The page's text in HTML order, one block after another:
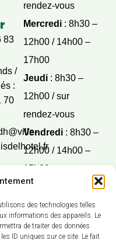
des technologies telles
informations des appareils. Le
de traiter des données
ID uniques sur ce site. Le fait
83
/
:
70
rendez-vous
Mercredi: 8h30 –
12h00 / 14h00 –
17h00
Jeudi: 8h30 –
12h00 / sur
rendez-vous
Vendredi: 8h30 –
12h00 / 14h00 –
15h00
Samedi
12h00